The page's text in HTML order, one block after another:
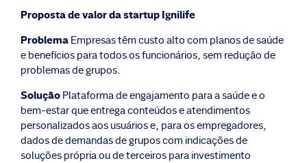
Proposta de valor da startup Ignilife
Problema Empresas têm custo alto com planos de saúde
e benefícios para todos os funcionários, sem redução de
problemas de grupos.
Solução Plataforma de engajamento para a saúde e o
bem-estar que entrega conteúdos e atendimentos
personalizados aos usuários e, para os empregadores,
dados de demandas de grupos com indicações de
soluções própria ou de terceiros para investimento